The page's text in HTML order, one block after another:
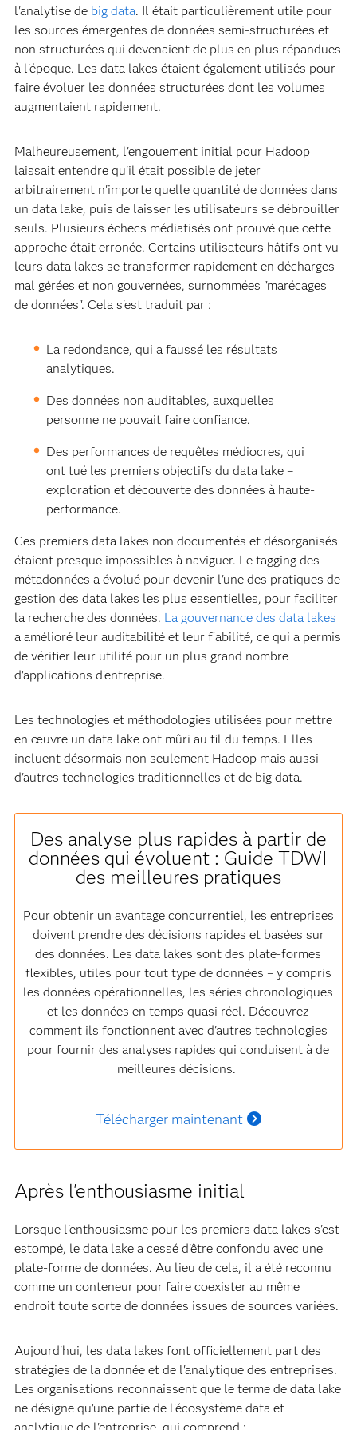
l'analytise de big data. Il était particulièrement utile pour
les sources émergentes de données semi-structurées et
non structurées qui devenaient de plus en plus répandues
à l'époque. Les data lakes étaient également utilisés pour
faire évoluer les données structurées dont les volumes
augmentaient rapidement.
Malheureusement, l'engouement initial pour Hadoop
laissait entendre qu'il était possible de jeter
arbitrairement n'importe quelle quantité de données dans
un data lake, puis de laisser les utilisateurs se débrouiller
seuls. Plusieurs échecs médiatisés ont prouvé que cette
approche était erronée. Certains utilisateurs hâtifs ont vu
leurs data lakes se transformer rapidement en décharges
mal gérées et non gouvernées, surnommées "marécages
de données". Cela s'est traduit par :
La redondance, qui a faussé les résultats
analytiques.
Des données non auditables, auxquelles
personne ne pouvait faire confiance.
Des performances de requêtes médiocres, qui
ont tué les premiers objectifs du data lake –
exploration et découverte des données à haute-
performance.
Ces premiers data lakes non documentés et désorganisés
étaient presque impossibles à naviguer. Le tagging des
métadonnées a évolué pour devenir l'une des pratiques de
gestion des data lakes les plus essentielles, pour faciliter
la recherche des données. La gouvernance des data lakes
a amélioré leur auditabilité et leur fiabilité, ce qui a permis
de vérifier leur utilité pour un plus grand nombre
d'applications d'entreprise.
Les technologies et méthodologies utilisées pour mettre
en œuvre un data lake ont mûri au fil du temps. Elles
incluent désormais non seulement Hadoop mais aussi
d'autres technologies traditionnelles et de big data.
Des analyse plus rapides à partir de
données qui évoluent : Guide TDWI
des meilleures pratiques
Pour obtenir un avantage concurrentiel, les entreprises
doivent prendre des décisions rapides et basées sur
des données. Les data lakes sont des plate-formes
flexibles, utiles pour tout type de données – y compris
les données opérationnelles, les séries chronologiques
et les données en temps quasi réel. Découvrez
comment ils fonctionnent avec d'autres technologies
pour fournir des analyses rapides qui conduisent à de
meilleures décisions.
Télécharger maintenant
Après l'enthousiasme initial
Lorsque l'enthousiasme pour les premiers data lakes s'est
estompé, le data lake a cessé d'être confondu avec une
plate-forme de données. Au lieu de cela, il a été reconnu
comme un conteneur pour faire coexister au même
endroit toute sorte de données issues de sources variées.
Aujourd'hui, les data lakes font officiellement part des
stratégies de la donnée et de l'analytique des entreprises.
Les organisations reconnaissent que le terme de data lake
ne désigne qu'une partie de l'écosystème data et
analytique de l'entreprise, qui comprend :